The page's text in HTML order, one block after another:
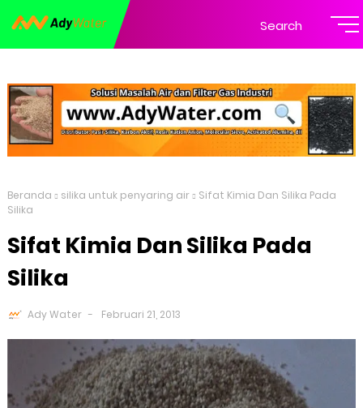
Search
Beranda silika untuk penyaring air
Sifat Kimia Dan Silika Pada
Silika
Sifat Kimia Dan Silika Pada
Silika
Ady Water Februari 21, 2013